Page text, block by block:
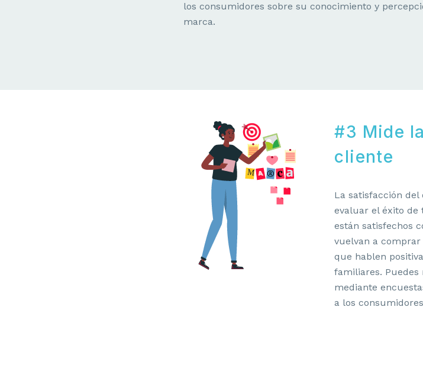
los consumidores sobre su conocimiento y
marca.
#3 Mide
cliente
La satisfacción
evaluar el éxito de
están satisfechos
vuelvan a
que hablen
familiares.
mediante
a los